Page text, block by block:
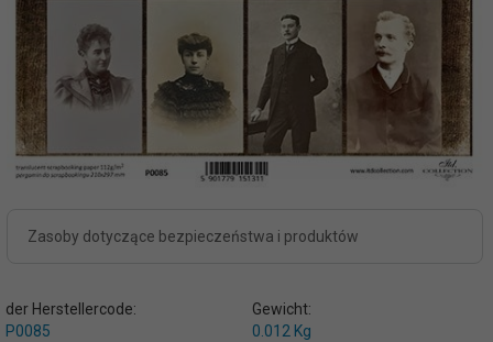
Zasoby dotyczące bezpieczeństwa i produktów
der Herstellercode:
P0085
Gewicht:
0.012 Kg